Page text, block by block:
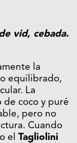
vid, cebada.
la
equilibrado,
La
de coco y puré
pero no
Cuando
el Tagliolini